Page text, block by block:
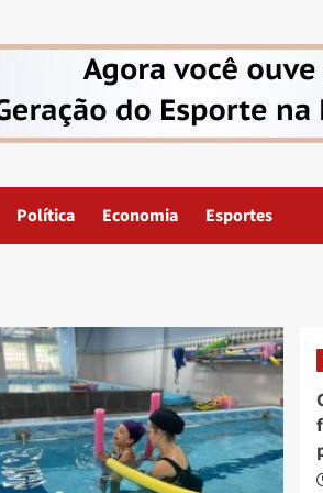
Política Economia Esportes